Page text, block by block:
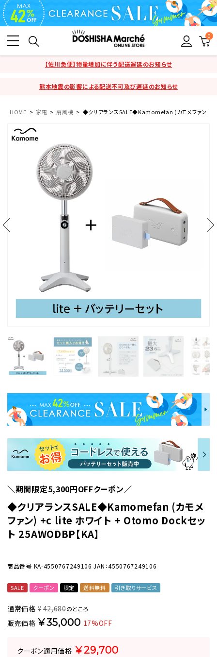
0
【佐川急便】物量増加に伴う配送遅延のお知らせ
熊本地震の影響による配送不可及び遅延のお知らせ
HOME 家電 扇風機 ◆クリアランスSALE◆Kamomefan (カモメファン)
＼期間限定5,300円OFFクーポン／
◆クリアランスSALE◆Kamomefan (カモメ
ファン) +c lite ホワイト + Otomo Dockセッ
ト 25AWODBP【KA】
商品番号 KA-4550767249106 JAN：4550767249106
SALE クーポン 限定 送料無料 引き取りサービス
通常価格 ¥42,680のところ
販売価格 ¥35,000 17%OFF
クーポン適用価格 ¥29,700